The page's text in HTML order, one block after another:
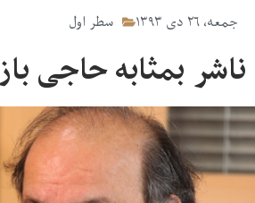
جمعه، ۲۶ دی ۱۳۹۳ سطر اول
ناشر بمثابه حاجی